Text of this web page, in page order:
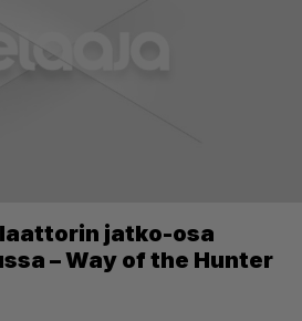
jatko-osa
– Way of the Hunter